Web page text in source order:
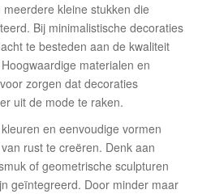
kleine stukken die
Bij minimalistische decoraties
te besteden aan de kwaliteit
materialen en
zorgen dat decoraties
uit de mode te raken.
en eenvoudige vormen
rust te creëren. Denk aan
of geometrische sculpturen
geïntegreerd. Door minder maar